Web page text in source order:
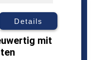
Details
mit